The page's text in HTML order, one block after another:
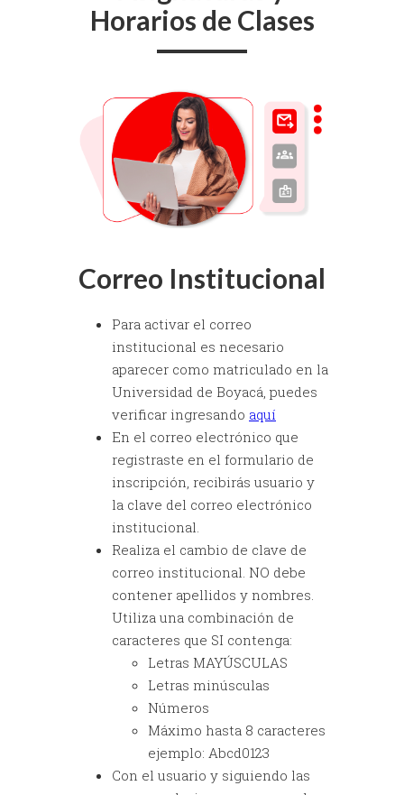
Horarios de Clases
Correo Institucional
Para activar el correo
institucional es necesario
aparecer como matriculado en la
Universidad de Boyacá, puedes
verificar ingresando aquí
En el correo electrónico que
registraste en el formulario de
inscripción, recibirás usuario y
la clave del correo electrónico
institucional.
Realiza el cambio de clave de
correo institucional. NO debe
contener apellidos y nombres.
Utiliza una combinación de
caracteres que SI contenga:
Letras MAYÚSCULAS
Letras minúsculas
Números
Máximo hasta 8 caracteres
ejemplo: Abcd0123
Con el usuario y siguiendo las